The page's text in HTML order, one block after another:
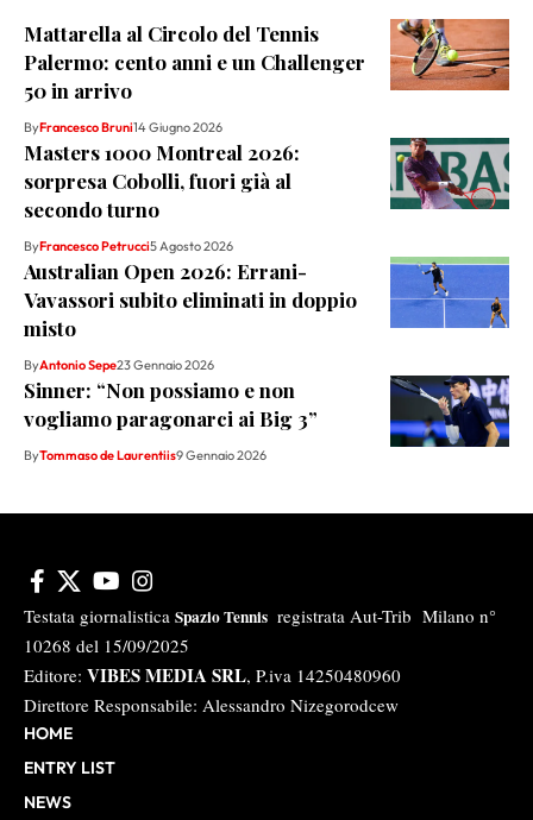
Mattarella al Circolo del Tennis
Palermo: cento anni e un Challenger
50 in arrivo
ByFrancesco Bruni14 Giugno 2026
Masters 1000 Montreal 2026:
sorpresa Cobolli, fuori già al
secondo turno
ByFrancesco Petrucci5 Agosto 2026
Australian Open 2026: Errani-
Vavassori subito eliminati in doppio
misto
ByAntonio Sepe23 Gennaio 2026
Sinner: “Non possiamo e non
vogliamo paragonarci ai Big 3”
ByTommaso de Laurentiis9 Gennaio 2026
Testata giornalistica Spazio Tennis registrata Aut-Trib Milano n°
10268 del 15/09/2025
Editore: VIBES MEDIA SRL, P.iva 14250480960
Direttore Responsabile: Alessandro Nizegorodcew
HOME
ENTRY LIST
NEWS